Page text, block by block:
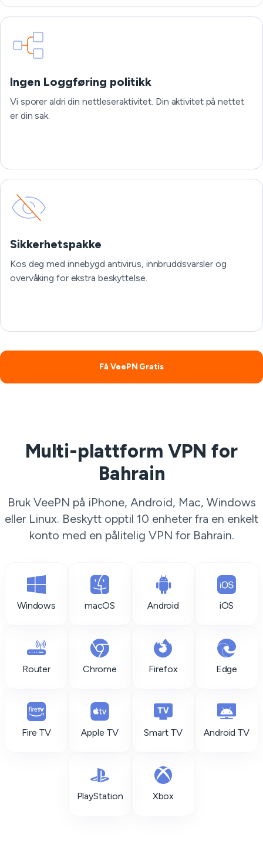
Ingen Loggføring politikk
Vi sporer aldri din nettleseraktivitet. Din aktivitet på nettet
er din sak.
Sikkerhetspakke
Kos deg med innebygd antivirus, innbruddsvarsler og
overvåking for ekstra beskyttelse.
Få VeePN Gratis
Multi-plattform VPN for
Bahrain
Bruk VeePN på iPhone, Android, Mac, Windows
eller Linux. Beskytt opptil 10 enheter fra en enkelt
konto med en pålitelig VPN for Bahrain.
Windows macOS Android iOS
Router Chrome Firefox Edge
Fire TV Apple TV Smart TV Android TV
PlayStation Xbox